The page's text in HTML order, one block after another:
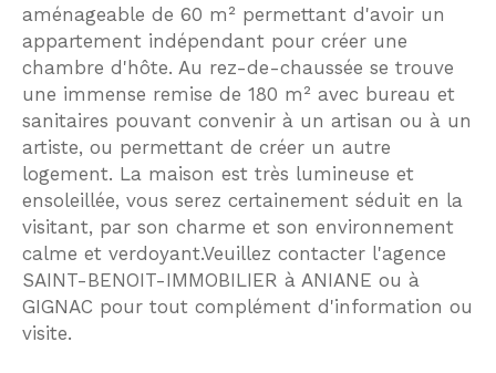
aménageable de 60 m² permettant d'avoir un
appartement indépendant pour créer une
chambre d'hôte. Au rez-de-chaussée se trouve
une immense remise de 180 m² avec bureau et
sanitaires pouvant convenir à un artisan ou à un
artiste, ou permettant de créer un autre
logement. La maison est très lumineuse et
ensoleillée, vous serez certainement séduit en la
visitant, par son charme et son environnement
calme et verdoyant.Veuillez contacter l'agence
SAINT-BENOIT-IMMOBILIER à ANIANE ou à
GIGNAC pour tout complément d'information ou
visite.